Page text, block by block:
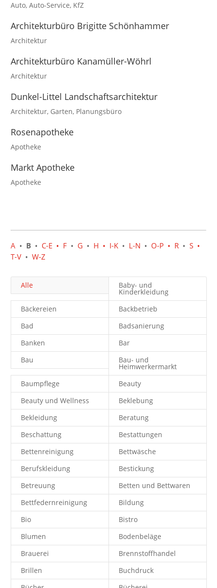
Auto,Auto-Service, KfZ
Architekturbüro Brigitte Schönhammer
Architektur
Architekturbüro Kanamüller-Wöhrl
Architektur
Dunkel-Littel Landschaftsarchitektur
Architektur, Garten, Planungsbüro
Rosenapotheke
Apotheke
Markt Apotheke
Apotheke
A • B • C-E • F • G • H • I-K • L-N • O-P • R •S •
T-V •W-Z
Alle Baby- und
Kinderkleidung
Bäckereien
Backbetrieb
Bad
Badsanierung
Banken
Bar
Bau
Bau- und
Heimwerkermarkt
Baumpflege
Beauty
Beauty und Wellness
Beklebung
Bekleidung
Beratung
Beschattung
Bestattungen
Bettenreinigung
Bettwäsche
Berufskleidung
Bestickung
Betreuung
Betten und Bettwaren
Bettfedernreinigung
Bildung
Bio
Bistro
Blumen
Bodenbeläge
Brauerei
Brennstoffhandel
Brillen
Buchdruck